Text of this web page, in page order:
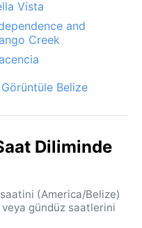
Vista
and
Creek
Belize
Diliminde
(America/Belize)
gündüz saatlerini